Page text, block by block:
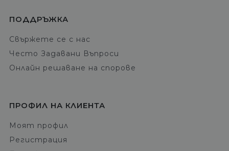
ПОДДРЪЖКА
Свържете се с нас
Често Задавани Въпроси
Онлайн решаване на спорове
ПРОФИЛ НА КЛИЕНТА
Моят профил
Регистрация